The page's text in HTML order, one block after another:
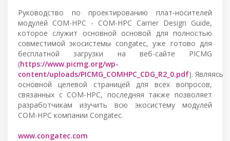
Руководство по проектированию плат-носителей
модулей COM-HPC - COM-HPC Carrier Design Guide,
которое служит основной основой для полностью
совместимой экосистемы congatec, уже готово для
бесплатной загрузки на веб-сайте PICMG
(https://www.picmg.org/wp-
content/uploads/PICMG_COMHPC_CDG_R2_0.pdf). Являясь
основной целевой страницей для всех вопросов,
связанных с COM-HPC, последняя также позволяет
разработчикам изучить всю экосистему модулей
COM-HPC компании Congatec.
www.congatec.com